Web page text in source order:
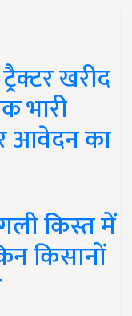
खरीद
भारी
आवेदन का
किस्त में
किसानों